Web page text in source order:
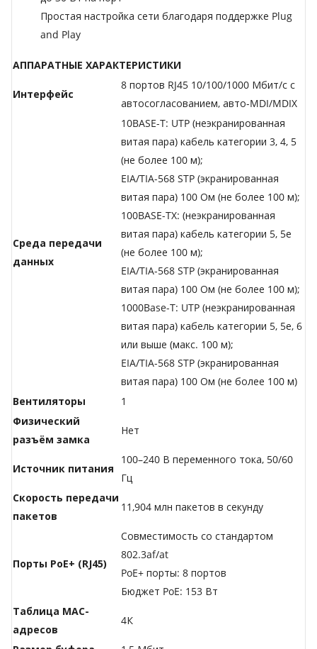
Простая настройка сети благодаря поддержке Plug
and Play
АППАРАТНЫЕ ХАРАКТЕРИСТИКИ
Интерфейс
8 портов RJ45 10/100/1000 Мбит/с с
автосогласованием, авто-MDI/MDIX
Среда передачи
данных
10BASE-T: UTP (неэкранированная
витая пара) кабель категории 3, 4, 5
(не более 100 м);
EIA/TIA-568 STP (экранированная
витая пара) 100 Ом (не более 100 м);
100BASE-TX: (неэкранированная
витая пара) кабель категории 5, 5е
(не более 100 м);
EIA/TIA-568 STP (экранированная
витая пара) 100 Ом (не более 100 м);
1000Base-T: UTP (неэкранированная
витая пара) кабель категории 5, 5е, 6
или выше (макс. 100 м);
EIA/TIA-568 STP (экранированная
витая пара) 100 Ом (не более 100 м)
Вентиляторы
1
Физический
разъём замка
Нет
Источник питания
100–240 В переменного тока, 50/60
Гц
Скорость передачи
пакетов
11,904 млн пакетов в секунду
Порты PoE+ (RJ45)
Совместимость со стандартом
802.3af/at
PoE+ порты: 8 портов
Бюджет PoE: 153 Вт
Таблица MAC-
адресов
4К